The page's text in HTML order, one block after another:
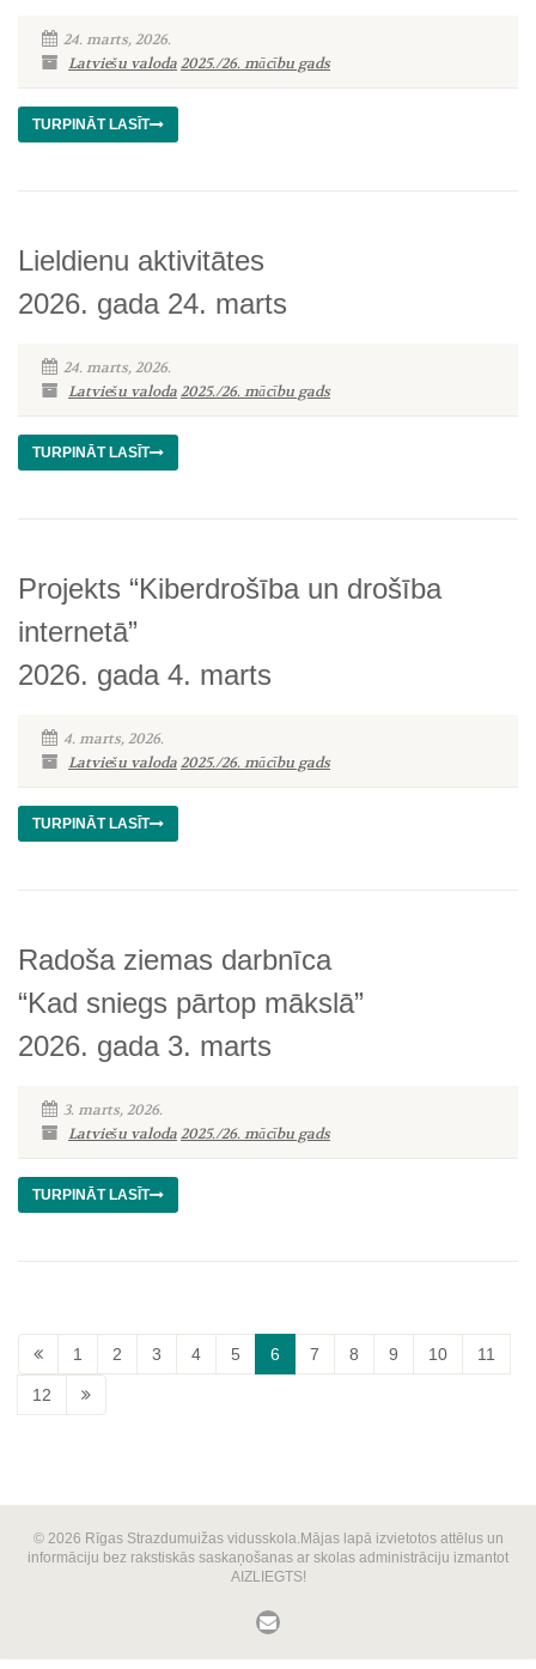
24. marts, 2026.
Latviešu valoda2025./26. mācību gads
TURPINĀT LASĪT
Lieldienu aktivitātes
2026. gada 24. marts
24. marts, 2026.
Latviešu valoda2025./26. mācību gads
TURPINĀT LASĪT
Projekts “Kiberdrošība un drošība
internetā”
2026. gada 4. marts
4. marts, 2026.
Latviešu valoda2025./26. mācību gads
TURPINĀT LASĪT
Radoša ziemas darbnīca
“Kad sniegs pārtop mākslā”
2026. gada 3. marts
3. marts, 2026.
Latviešu valoda2025./26. mācību gads
TURPINĀT LASĪT
1 2 3 4 5 6 7 8 9 10 11
12
© 2026 Rīgas Strazdumuižas vidusskola.Mājas lapā izvietotos attēlus un
informāciju bez rakstiskās saskaņošanas ar skolas administrāciju izmantot
AIZLIEGTS!